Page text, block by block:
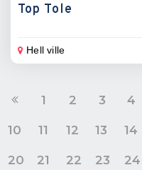
Top Tole
Hell ville
1 2 3 4
10 11 12 13 14
20 21 22 23 24